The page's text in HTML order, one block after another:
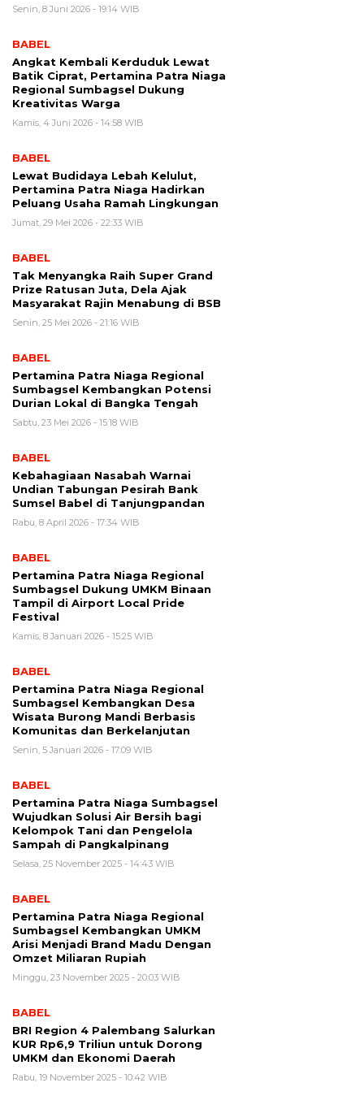
Senin, 8 Juni 2026 - 19:14 WIB
BABEL
Angkat Kembali Kerduduk Lewat
Batik Ciprat, Pertamina Patra Niaga
Regional Sumbagsel Dukung
Kreativitas Warga
Kamis, 4 Juni 2026 - 14:58 WIB
BABEL
Lewat Budidaya Lebah Kelulut,
Pertamina Patra Niaga Hadirkan
Peluang Usaha Ramah Lingkungan
Jumat, 29 Mei 2026 - 22:33 WIB
BABEL
Tak Menyangka Raih Super Grand
Prize Ratusan Juta, Dela Ajak
Masyarakat Rajin Menabung di BSB
Senin, 25 Mei 2026 - 21:16 WIB
BABEL
Pertamina Patra Niaga Regional
Sumbagsel Kembangkan Potensi
Durian Lokal di Bangka Tengah
Sabtu, 23 Mei 2026 - 15:18 WIB
BABEL
Kebahagiaan Nasabah Warnai
Undian Tabungan Pesirah Bank
Sumsel Babel di Tanjungpandan
Rabu, 8 April 2026 - 17:34 WIB
BABEL
Pertamina Patra Niaga Regional
Sumbagsel Dukung UMKM Binaan
Tampil di Airport Local Pride
Festival
Kamis, 8 Januari 2026 - 15:25 WIB
BABEL
Pertamina Patra Niaga Regional
Sumbagsel Kembangkan Desa
Wisata Burong Mandi Berbasis
Komunitas dan Berkelanjutan
Senin, 5 Januari 2026 - 17:09 WIB
BABEL
Pertamina Patra Niaga Sumbagsel
Wujudkan Solusi Air Bersih bagi
Kelompok Tani dan Pengelola
Sampah di Pangkalpinang
Selasa, 25 November 2025 - 14:43 WIB
BABEL
Pertamina Patra Niaga Regional
Sumbagsel Kembangkan UMKM
Arisi Menjadi Brand Madu Dengan
Omzet Miliaran Rupiah
Minggu, 23 November 2025 - 20:03 WIB
BABEL
BRI Region 4 Palembang Salurkan
KUR Rp6,9 Triliun untuk Dorong
UMKM dan Ekonomi Daerah
Rabu, 19 November 2025 - 10:42 WIB